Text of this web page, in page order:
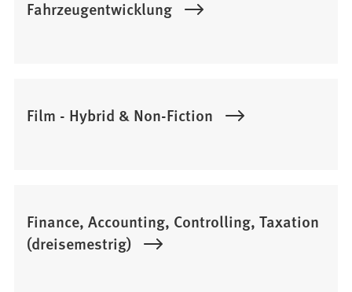
Fahrzeugentwicklung
Film - Hybrid & Non-Fiction
Finance, Accounting, Controlling, Taxation
(dreisemestrig)